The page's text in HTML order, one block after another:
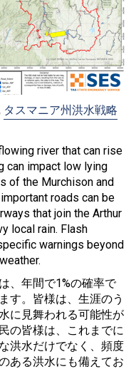
タスマニア州洪水戦略
river that can rise
can impact low lying
of the Murchison and
roads can be
that join the Arthur
local rain. Flash
warnings beyond
、年間で1%の確率で
す。皆様は、生涯のう
に見舞われる可能性が
の皆様は、これまでに
洪水だけでなく、頻度
ある洪水にも備えてお